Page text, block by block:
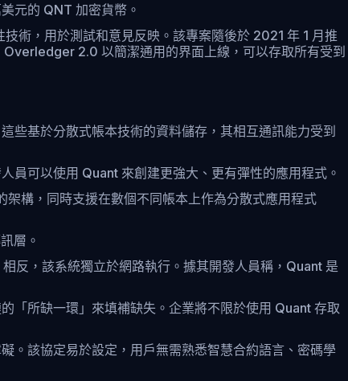
元的 QNT 加密貨幣。
術，用於測試和意見反映。該專案隨後於 2021 年 1 月推
2.0 以簡潔通用的界面上線，可以存取所有受到
些基於分散式帳本技術的資料儲存，其相互通訊能力受到
可以使用 Quant 來創建更強大、更有彈性的應用程式。
構，同時支援在數個不同帳本上作為分散式應用程式
層。
反，該系統獨立於網路執行。據其開發人員稱，Quant 是
「所缺一環」來填補缺失。企業將不限於使用 Quant 存取
。該協定易於設定，用戶無需熟悉智慧合約語言、密碼學